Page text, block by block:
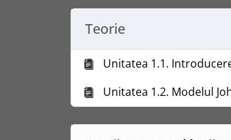
Teorie
Unitatea 1.1.
Unitatea 1.2. Modelul